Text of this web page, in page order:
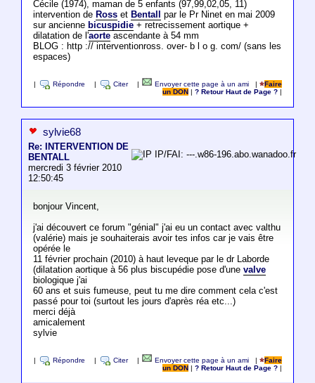
Cécile (1974), maman de 5 enfants (97,99,02,05, 11)
intervention de Rosset Bentall
par le Pr Ninet en mai 2009
sur ancienne bicuspidie+ retrecissement aortique +
dilatation de l'aorteascendante à 54 mm
BLOG : http :// interventionross. over- b l o g. com/ (sans les
espaces)
Répondre Citer Envoyer cette page à un ami |
Faire
un DON
|? Retour Haut de Page ?
sylvie68
Re: INTERVENTION DE
BENTALL
mercredi 3 février 2010
12:50:45
IP/FAI: ---.w86-196.abo.wanadoo.fr
bonjour Vincent,
j'ai découvert ce forum "génial" j'ai eu un contact avec valthu
(valérie) mais je souhaiterais avoir tes infos car je vais être
opérée le
11 février prochain (2010) à haut leveque par le dr Laborde
(dilatation aortique à 56 plus biscupédie pose d'une valve
biologique j'ai
60 ans et suis fumeuse, peut tu me dire comment cela c'est
passé pour toi (surtout les jours d'après réa etc...)
merci déjà
amicalement
sylvie
Répondre Citer Envoyer cette page à un ami |
Faire
un DON
|? Retour Haut de Page ?